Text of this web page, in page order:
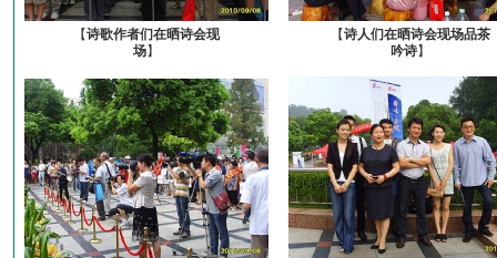
【诗歌作者们在晒诗会现
场】
【诗人们在晒诗会现场品茶
吟诗】